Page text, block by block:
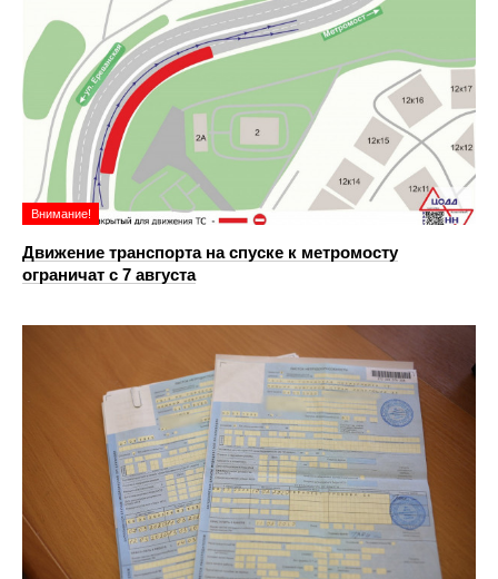
Внимание!
Движение транспорта на спуске к метромосту
ограничат с 7 августа